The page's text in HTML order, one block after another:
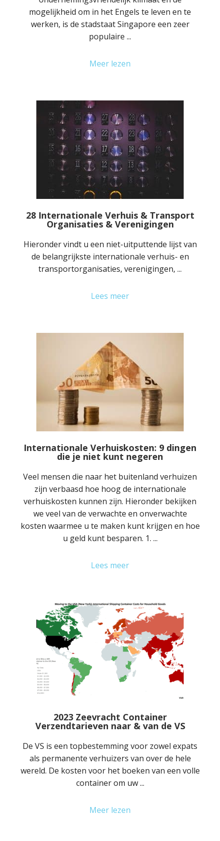
mogelijkheid om in het Engels te leven en te
werken, is de stadstaat Singapore een zeer
populaire ...
Meer lezen
28 Internationale Verhuis & Transport
Organisaties & Verenigingen
Hieronder vindt u een niet-uitputtende lijst van
de belangrijkste internationale verhuis- en
transportorganisaties, verenigingen, ...
Lees meer
Internationale Verhuiskosten: 9 dingen
die je niet kunt negeren
Veel mensen die naar het buitenland verhuizen
zijn verbaasd hoe hoog de internationale
verhuiskosten kunnen zijn. Hieronder bekijken
we veel van de verwachte en onverwachte
kosten waarmee u te maken kunt krijgen en hoe
u geld kunt besparen. 1. ...
Lees meer
2023 Zeevracht Container
Verzendtarieven naar & van de VS
De VS is een topbestemming voor zowel expats
als permanente verhuizers van over de hele
wereld. De kosten voor het boeken van een volle
container om uw ...
Meer lezen